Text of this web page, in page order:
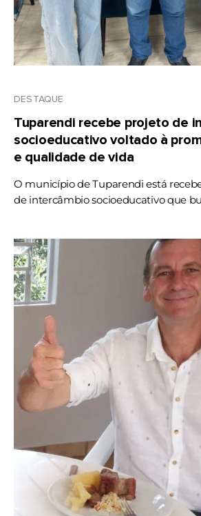
DESTAQUE
Tuparendi recebe projeto de
socioeducativo voltado à
e qualidade de vida
O município de Tuparendi está
de intercâmbio socioeducativo que